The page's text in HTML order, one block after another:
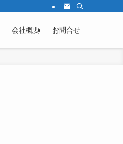
会社概要 お問合せ